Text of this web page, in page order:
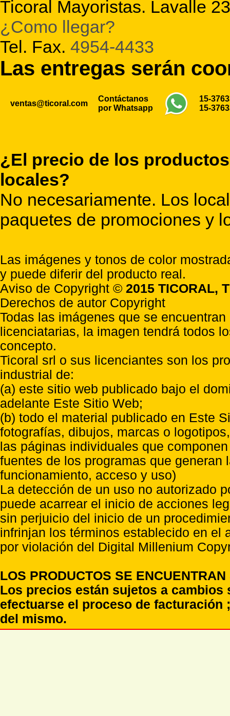
Ticoral Mayoristas. Lavalle
¿Como llegar?
Tel. Fax. 4954-4433
Las entregas serán
ventas@ticoral.com
Contáctanos
por Whatsapp
15-
15-
¿El precio de los
locales?
No necesariamente. Los
paquetes de promociones y
Las imágenes y tonos de color
y puede diferir del producto real.
Aviso de Copyright © 2015 TICORAL,
Derechos de autor Copyright
Todas las imágenes que se
licenciatarias, la imagen tendrá todos
concepto.
Ticoral srl o sus licenciantes son los
industrial de:
(a) este sitio web publicado bajo el
adelante Este Sitio Web;
(b) todo el material publicado en Este
fotografías, dibujos, marcas o
las páginas individuales que
fuentes de los programas que
funcionamiento, acceso y uso)
La detección de un uso no autorizado
puede acarrear el inicio de acciones
sin perjuicio del inicio de un
infrinjan los términos establecido en el
por violación del Digital Millenium
LOS PRODUCTOS SE
Los precios están sujetos a
efectuarse el proceso de
del mismo.